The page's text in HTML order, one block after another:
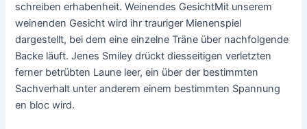
schreiben erhabenheit.Weinendes GesichtMit unserem
weinenden Gesicht wird ihr trauriger Mienenspiel
dargestellt, bei dem eine einzelne Träne über nachfolgende
Backe läuft. Jenes Smiley drückt diesseitigen verletzten
ferner betrübten Laune leer, ein über der bestimmten
Sachverhalt unter anderem einem bestimmten Spannung
en bloc wird.